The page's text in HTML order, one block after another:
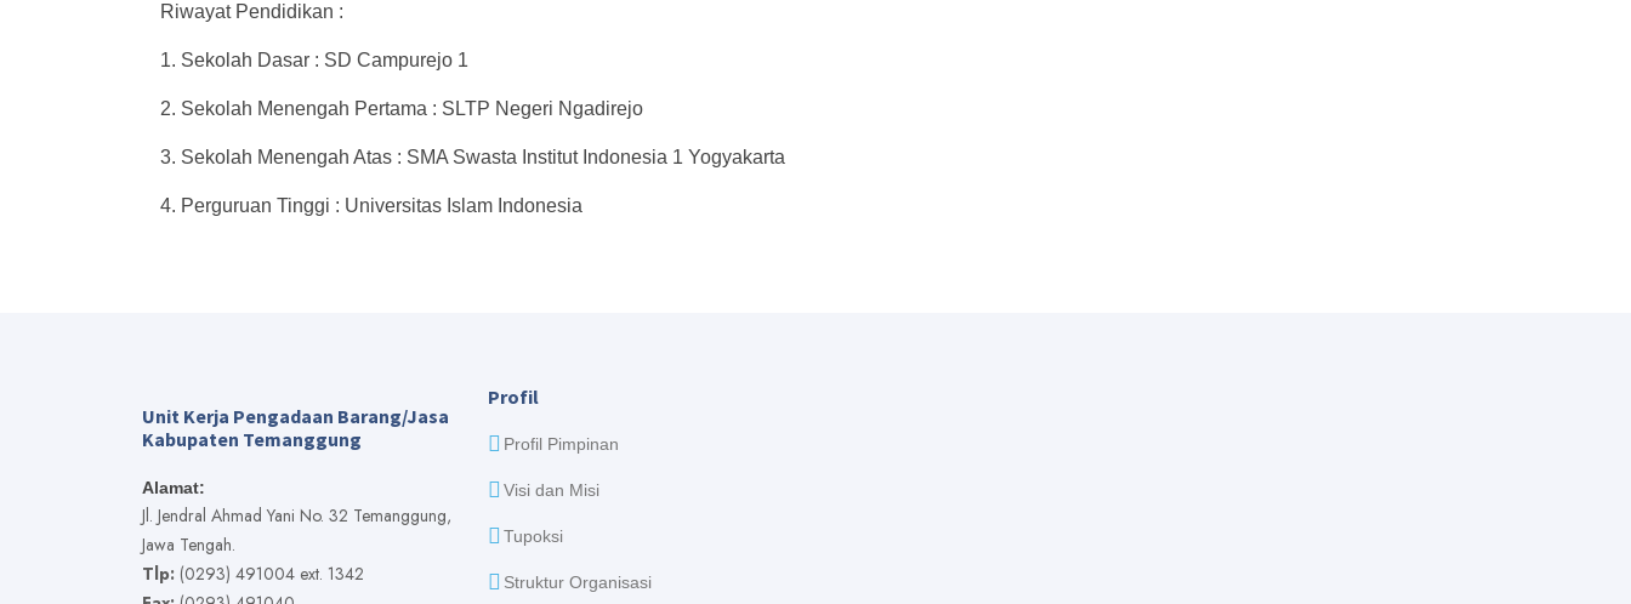
Riwayat Pendidikan :
1. Sekolah Dasar : SD Campurejo 1
2. Sekolah Menengah Pertama : SLTP Negeri Ngadirejo
3. Sekolah Menengah Atas : SMA Swasta Institut Indonesia 1 Yogyakarta
4. Perguruan Tinggi : Universitas Islam Indonesia
Unit Kerja Pengadaan Barang/Jasa
Kabupaten Temanggung
Alamat:
Jl. Jendral Ahmad Yani No. 32 Temanggung,
Jawa Tengah.
Tlp: (0293) 491004 ext. 1342
Profil
Profil Pimpinan
Visi dan Misi
Tupoksi
Struktur Organisasi